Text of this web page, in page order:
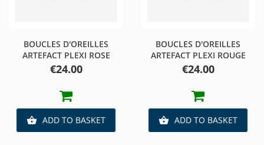
BOUCLES D'OREILLES
ARTEFACT PLEXI ROSE
Price
€24.00
 ADD TO BASKET
BOUCLES D'OREILLES
ARTEFACT PLEXI ROUGE
Price
€24.00
 ADD TO BASKET